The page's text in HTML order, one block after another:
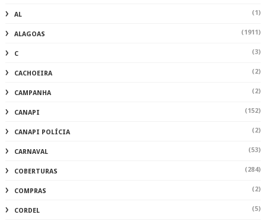
AL (1)
ALAGOAS (1911)
C (3)
CACHOEIRA (2)
CAMPANHA (2)
CANAPI (152)
CANAPI POLÍCIA (2)
CARNAVAL (53)
COBERTURAS (284)
COMPRAS (2)
CORDEL (5)